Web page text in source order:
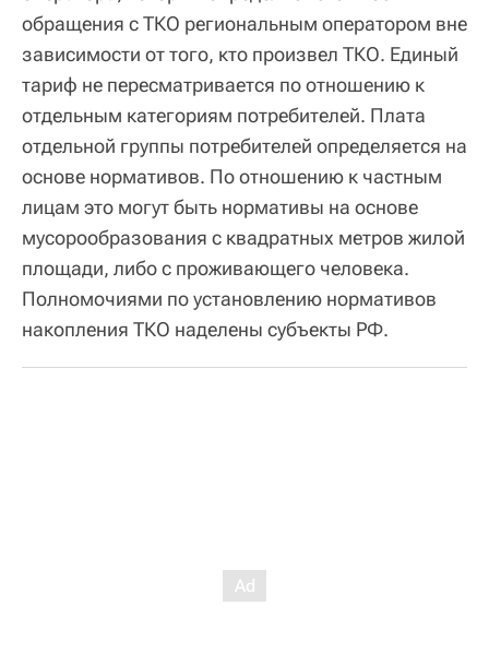
обращения с ТКО региональным оператором вне
зависимости от того, кто произвел ТКО. Единый
тариф не пересматривается по отношению к
отдельным категориям потребителей. Плата
отдельной группы потребителей определяется на
основе нормативов. По отношению к частным
лицам это могут быть нормативы на основе
мусорообразования с квадратных метров жилой
площади, либо с проживающего человека.
Полномочиями по установлению нормативов
накопления ТКО наделены субъекты РФ.